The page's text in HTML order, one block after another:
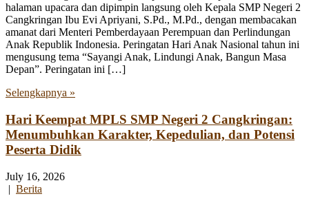
halaman upacara dan dipimpin langsung oleh Kepala SMP Negeri 2
Cangkringan Ibu Evi Apriyani, S.Pd., M.Pd., dengan membacakan
amanat dari Menteri Pemberdayaan Perempuan dan Perlindungan
Anak Republik Indonesia. Peringatan Hari Anak Nasional tahun ini
mengusung tema “Sayangi Anak, Lindungi Anak, Bangun Masa
Depan”. Peringatan ini […]
Selengkapnya »
Hari Keempat MPLS SMP Negeri 2 Cangkringan:
Menumbuhkan Karakter, Kepedulian, dan Potensi
Peserta Didik
July 16, 2026
| Berita